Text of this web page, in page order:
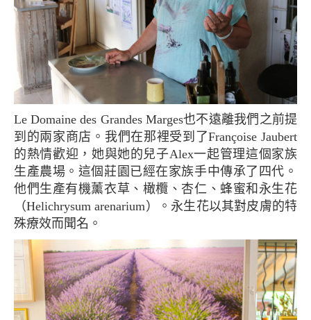
Le Domaine des Grandes Marges也不遠離我們之前提
到的兩家商店。我們在那裡受到了Françoise Jaubert
的熱情歡迎，她與她的兒子Alex一起管理這個家族
生產農場。這個莊園已經在家族手中傳承了四代。
他們生產有機薰衣草、橄欖、杏仁、蜂蜜和永生花
（Helichrysum arenarium）。永生花以其對皮膚的特
殊療效而聞名。